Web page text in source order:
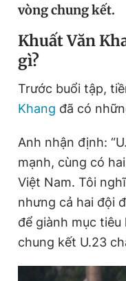
Tiện ích
Thông tin tòa soạn
Đọc Thanh Niên
Theo dõi báo trên
vòng chung kết.
Khuất Văn
gì?
Trước buổi tập,
Khang đã có
Anh nhận định:
mạnh, cùng có
Việt Nam. Tôi
nhưng cả hai đội
để giành mục
chung kết U.23